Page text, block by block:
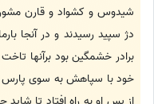
شیدوس و کشواد و قارن
دژ سپید رسیدند و در آنجا
برادر خشمگین بود برآنها
خود با سپاهش به سوی پارس